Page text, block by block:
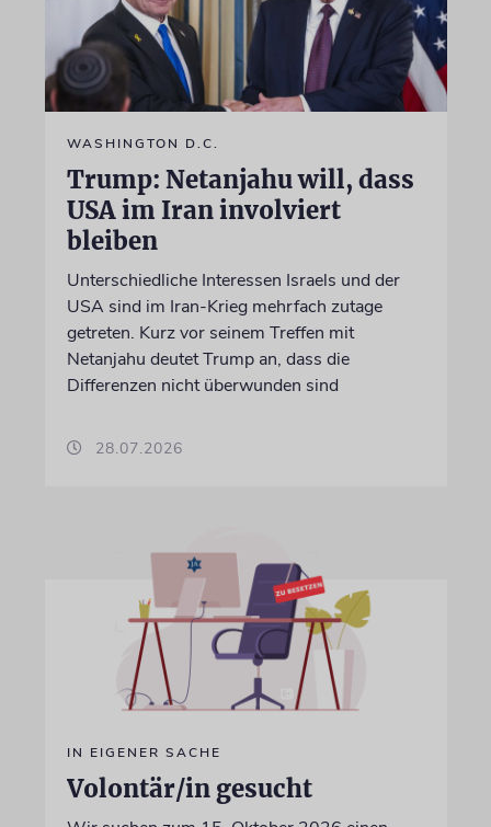
WASHINGTON D.C.
Trump: Netanjahu will, dass
USA im Iran involviert
bleiben
Unterschiedliche Interessen Israels und der
USA sind im Iran-Krieg mehrfach zutage
getreten. Kurz vor seinem Treffen mit
Netanjahu deutet Trump an, dass die
Differenzen nicht überwunden sind
28.07.2026
IN EIGENER SACHE
Volontär/in gesucht